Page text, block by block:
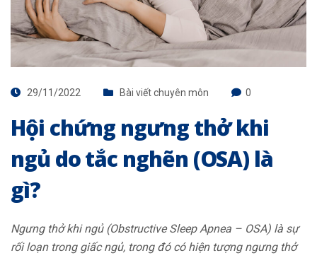
29/11/2022 Bài viết chuyên môn 0
Hội chứng ngưng thở khi
ngủ do tắc nghẽn (OSA) là
gì?
Ngưng thở khi ngủ (Obstructive Sleep Apnea – OSA) là sự
rối loạn trong giấc ngủ, trong đó có hiện tượng ngưng thở